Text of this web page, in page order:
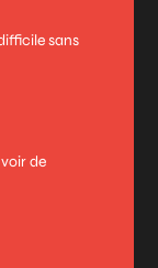
sans
de